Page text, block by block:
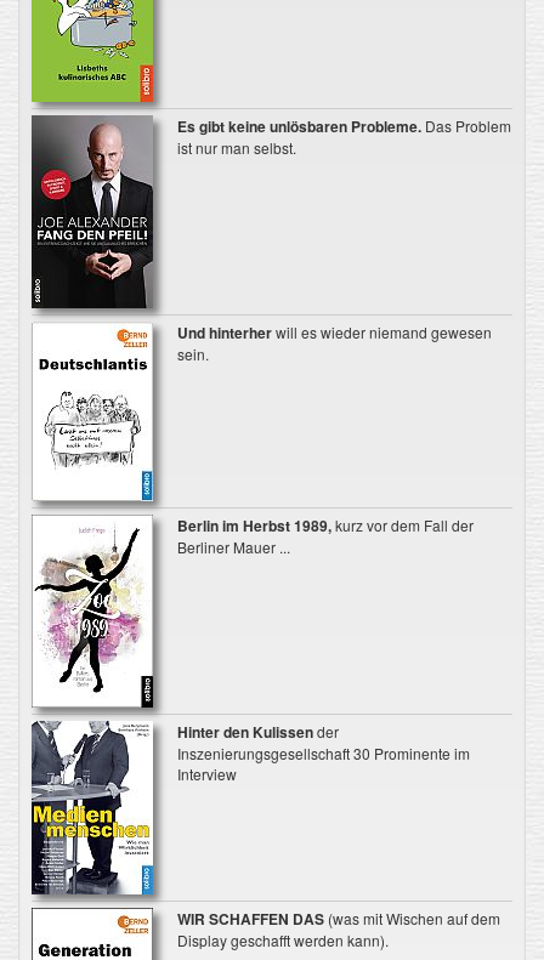
Es gibt keine unlösbaren Probleme. Das Problem
ist nur man selbst.
Und hinterherwill es wieder niemand gewesen
sein.
Berlin im Herbst 1989,kurz vor dem Fall der
Berliner Mauer ...
Hinter den Kulissender
Inszenierungsgesellschaft 30 Prominente im
Interview
WIR SCHAFFEN DAS(was mit Wischen auf dem
Display geschafft werden kann).